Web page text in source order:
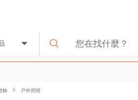
飾 戶外照明